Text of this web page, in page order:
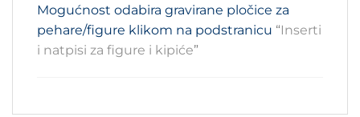
Mogućnost odabira gravirane pločice za
pehare/figure klikom na podstranicu “Inserti
i natpisi za figure i kipiće”